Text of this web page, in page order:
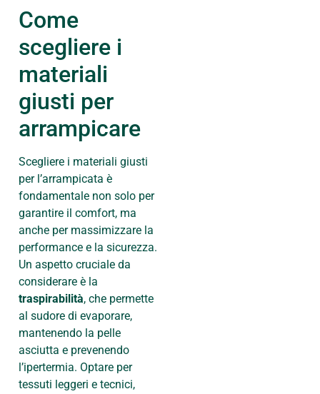
Come
scegliere i
materiali
giusti per
arrampicare
Scegliere i materiali giusti
per l’arrampicata è
fondamentale non solo per
garantire il comfort, ma
anche per massimizzare la
performance e la sicurezza.
Un aspetto cruciale da
considerare è la
traspirabilità, che permette
al sudore di evaporare,
mantenendo la pelle
asciutta e prevenendo
l’ipertermia. Optare per
tessuti leggeri e tecnici,